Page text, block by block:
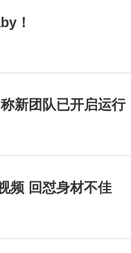
！
新团队已开启运行
频 回怼身材不佳